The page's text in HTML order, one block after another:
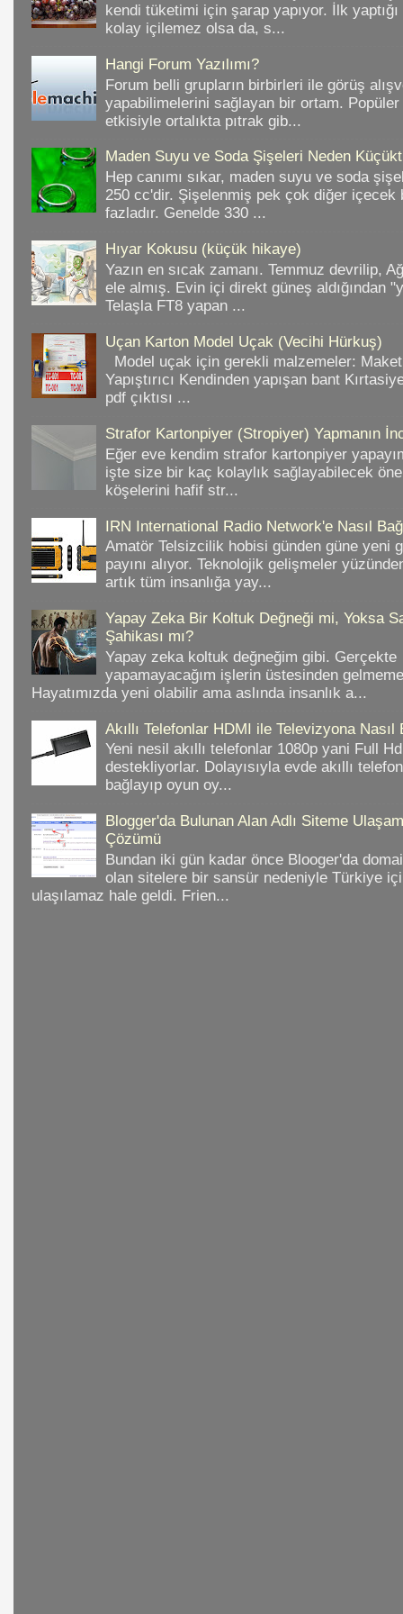
kendi tüketimi için şarap yapıyor. İlk
kolay içilemez olsa da, s...
Hangi Forum Yazılımı?
Forum belli grupların birbirleri ile görüş
yapabilimelerini sağlayan bir ortam. Popüler
etkisiyle ortalıkta pıtrak gib...
Maden Suyu ve Soda Şişeleri Neden
Hep canımı sıkar, maden suyu ve soda
250 cc'dir. Şişelenmiş pek çok diğer içecek
fazladır. Genelde 330 ...
Hıyar Kokusu (küçük hikaye)
Yazın en sıcak zamanı. Temmuz devrilip,
ele almış. Evin içi direkt güneş aldığından
Telaşla FT8 yapan ...
Uçan Karton Model Uçak (Vecihi Hürkuş)
Model uçak için gerekli malzemeler: Maket
Yapıştırıcı Kendinden yapışan bant
pdf çıktısı ...
Strafor Kartonpiyer (Stropiyer) Yapmanın
Eğer eve kendim strafor kartonpiyer
işte size bir kaç kolaylık sağlayabilecek
köşelerini hafif str...
IRN International Radio Network'e Nasıl
Amatör Telsizcilik hobisi günden güne yeni
payını alıyor. Teknolojik gelişmeler
artık tüm insanlığa yay...
Yapay Zeka Bir Koltuk Değneği mi, Yoksa
Şahikası mı?
Yapay zeka koltuk değneğim gibi. Gerçekte
yapamayacağım işlerin üstesinden
Hayatımızda yeni olabilir ama aslında insanlık a...
Akıllı Telefonlar HDMI ile Televizyona Nasıl
Yeni nesil akıllı telefonlar 1080p yani Full
destekliyorlar. Dolayısıyla evde akıllı
bağlayıp oyun oy...
Blogger'da Bulunan Alan Adlı Siteme
Çözümü
Bundan iki gün kadar önce Blooger'da
olan sitelere bir sansür nedeniyle Türkiye
ulaşılamaz hale geldi. Frien...